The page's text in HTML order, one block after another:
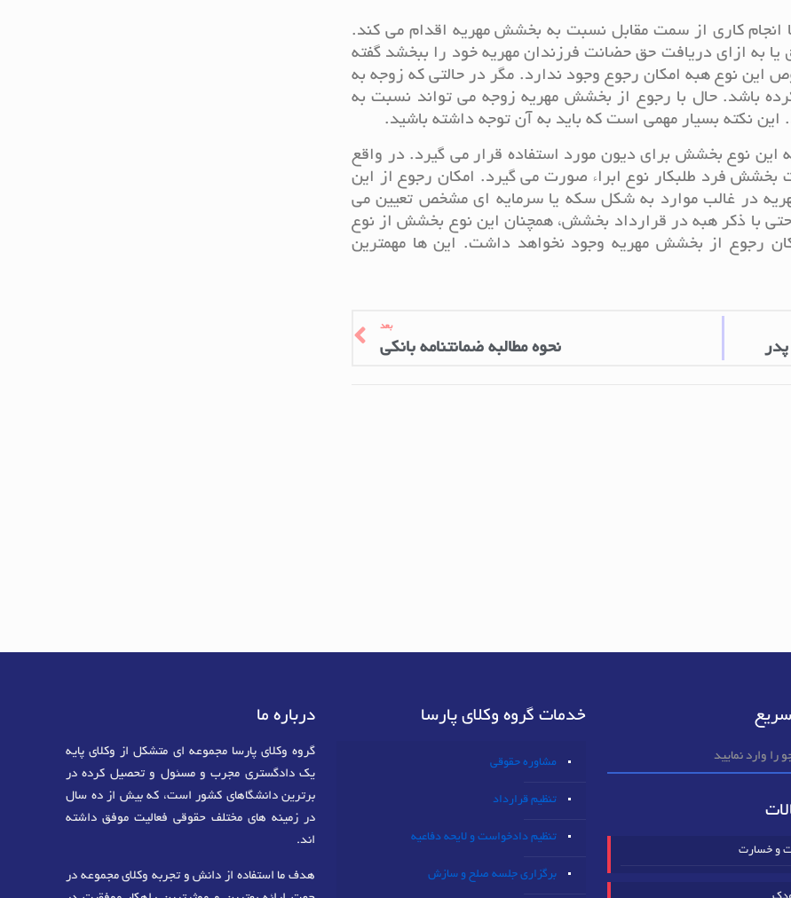
کاری از سمت مقابل نسبت به بخشش مهریه اقدام می کند.
یا به ازای دریافت حق حضانت فرزندان مهریه خود را ببخشد گفته
نوع هبه امکان رجوع وجود ندارد. مگر در حالتی که زوجه به
باشد. حال با رجوع از بخشش مهریه زوجه می تواند نسبت به
این نکته بسیار مهمی است که باید به آن توجه داشته باشید.
نوع بخشش برای دیون مورد استفاده قرار می گیرد. در واقع
بخشش فرد طلبکار نوع ابراء صورت می گیرد. امکان رجوع از این
در غالب موارد به شکل سکه یا سرمایه ای مشخص تعیین می
با ذکر هبه در قرارداد بخشش، همچنان این نوع بخشش از نوع
رجوع از بخشش مهریه وجود نخواهد داشت. این ها مهمترین
بعد
نحوه مطالبه ضمانتنامه بانکی
و خسارت
خدمات گروه وکلای پارسا
مشاوره حقوقی
تنظیم قرارداد
تنظیم دادخواست و لایحه دفاعیه
برگزاری جلسه صلح و سازش
درباره ما
گروه وکلای پارسا مجموعه ای متشکل از وکلای پایه
یک دادگستری مجرب و مسئول و تحصیل کرده در
برترین دانشگاهای کشور است، که بیش از ده سال
در زمینه های مختلف حقوقی فعالیت موفق داشته
اند.
هدف ما استفاده از دانش و تجربه وکلای مجموعه در